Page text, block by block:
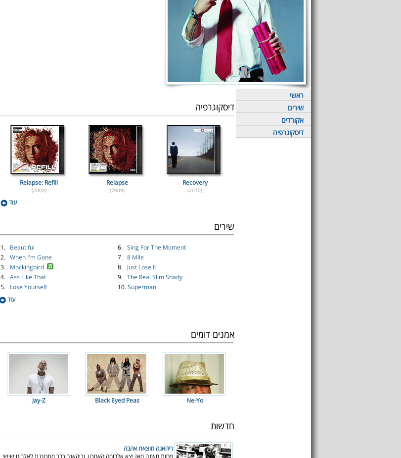
ראשי
שירים
אקורדים
דיסקוגרפיה
דיסקוגרפיה
Recovery
(2010)
Relapse
(2009)
Relapse: Refill
(2009)
עוד
שירים
1. Beautiful
2. When I'm Gone
3. Mockingbird
4. Ass Like That
5. Lose Yourself
6. Sing For The Moment
7. 8 Mile
8. Just Lose It
9. The Real Slim Shady
10.Superman
עוד
אמנים דומים
Ne-Yo
Black Eyed Peas
Jay-Z
חדשות
ריהאנה מוצאת אהבה
פחות משנה מאז יצא אלבומה האחרון, וריהאנה כבר מתכוננת לאלבום שישי